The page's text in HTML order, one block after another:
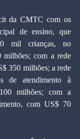
da CMTC com os
de ensino, que
mil crianças, no
milhões; com a rede
350 milhões; a rede
de atendimento à
milhões; com a
com US$ 70